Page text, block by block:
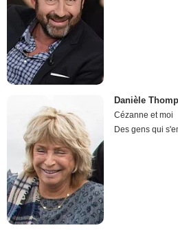
Danièle
Cézanne et moi
Des gens qui